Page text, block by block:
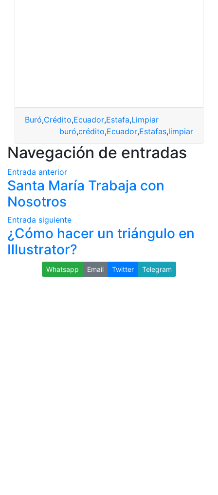
Buró,Crédito,Ecuador,Estafa,Limpiar
buró,crédito,Ecuador,Estafas,limpiar
Navegación de entradas
Entrada anterior
Santa María Trabaja con
Nosotros
Entrada siguiente
¿Cómo hacer un triángulo en
Illustrator?
Whatsapp Email Twitter Telegram